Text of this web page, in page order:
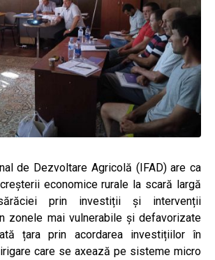
de Dezvoltare Agricolă (IFAD) are ca
economice rurale la scară largă
prin investiții și intervenții
zonele mai vulnerabile și defavorizate
țara prin acordarea investițiilor în
care se axează pe sisteme micro